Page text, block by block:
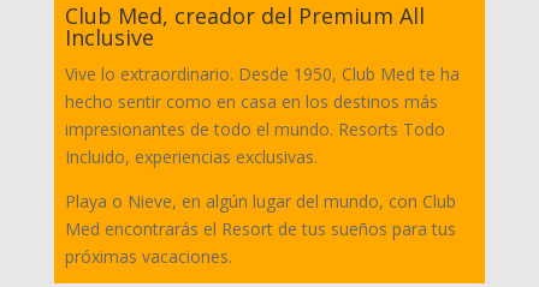
Club Med, creador del Premium All
Inclusive
Vive lo extraordinario. Desde 1950, Club Med te ha
hecho sentir como en casa en los destinos más
impresionantes de todo el mundo. Resorts Todo
Incluido, experiencias exclusivas.
Playa o Nieve, en algún lugar del mundo, con Club
Med encontrarás el Resort de tus sueños para tus
próximas vacaciones.